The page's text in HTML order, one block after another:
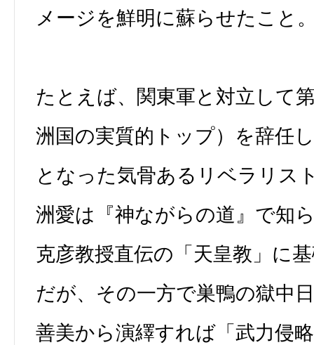
メージを鮮明に蘇らせたこと
たとえば、関東軍と対立して
洲国の実質的トップ）を辞任
となった気骨あるリベラリス
洲愛は『神ながらの道』で知
克彦教授直伝の「天皇教」に
だが、その一方で巣鴨の獄中
善美から演繹すれば「武力侵